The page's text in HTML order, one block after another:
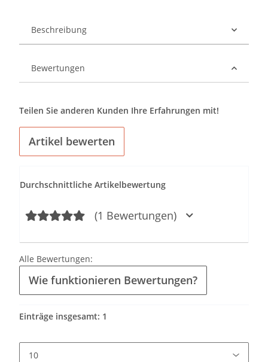
Beschreibung
Bewertungen
Durchschnittliche Artikelbewertung
(1 Bewertungen)
Teilen Sie anderen Kunden Ihre Erfahrungen mit!
Artikel bewerten
Alle Bewertungen:
Wie funktionieren Bewertungen?
Einträge insgesamt: 1